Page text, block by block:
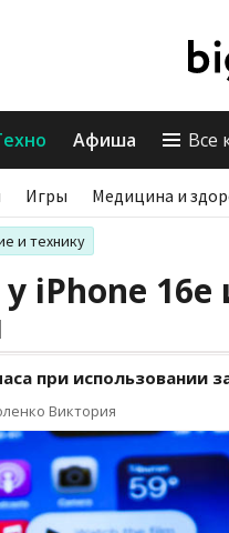
Афиша Все
Игры Медицина и
и технику
iPhone
при использовании
Виктория